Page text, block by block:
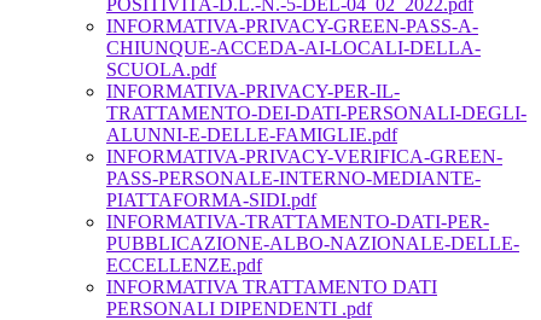
POSITIVITA-D.L.-N.-5-DEL-04_02_2022.pdf
INFORMATIVA-PRIVACY-GREEN-PASS-A-
CHIUNQUE-ACCEDA-AI-LOCALI-DELLA-
SCUOLA.pdf
INFORMATIVA-PRIVACY-PER-IL-
TRATTAMENTO-DEI-DATI-PERSONALI-DEGLI-
ALUNNI-E-DELLE-FAMIGLIE.pdf
INFORMATIVA-PRIVACY-VERIFICA-GREEN-
PASS-PERSONALE-INTERNO-MEDIANTE-
PIATTAFORMA-SIDI.pdf
INFORMATIVA-TRATTAMENTO-DATI-PER-
PUBBLICAZIONE-ALBO-NAZIONALE-DELLE-
ECCELLENZE.pdf
INFORMATIVA TRATTAMENTO DATI
PERSONALI DIPENDENTI .pdf